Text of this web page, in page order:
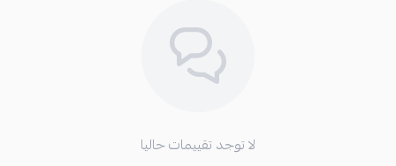
لا توجد تقييمات حاليا